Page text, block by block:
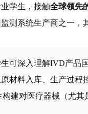
学生，接触全球领先
测系统生产商之一，
可深入理解IVD产品
材料入库、生产过程
建对医疗器械（尤其